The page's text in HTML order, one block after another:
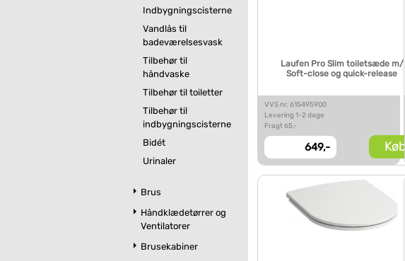
Indbygningscisterne
Vandlås til
badeværelsesvask
Tilbehør til
håndvaske
Tilbehør til toiletter
Tilbehør til
indbygningscisterne
Bidét
Urinaler
Brus
Håndklædetørrer og
Ventilatorer
Brusekabiner
Laufen Pro Slim toiletsæde m/
Soft-close og quick-release
VVS nr. 615495900
Levering 1-2 dage
Fragt 65,-
649,- Køb